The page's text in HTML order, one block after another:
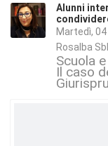
Alunni
Martedì,
Rosalba
Scuola
Il caso